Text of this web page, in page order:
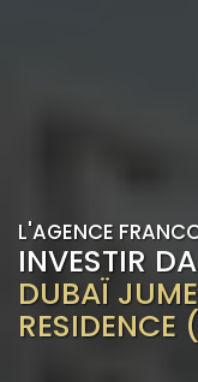
L'AGENCE
INVESTIR
DUBAÏ
RESIDENCE